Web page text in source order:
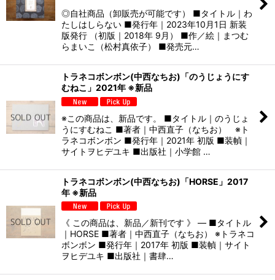
◎自社商品（卸販売が可能です） ■タイトル｜わ
たしはしらない ■発行年｜2023年10月1日 新装
版発行 （初版｜2018年 9月） ■作／絵｜まつむ
らまいこ（松村真依子） ■発売元…
トラネコボンボン(中西なちお)「のうじょうにす
むねこ」2021年 ※新品
※この商品は、新品です。 ■タイトル｜のうじょ
うにすむねこ ■著者｜中西直子（なちお） ※ト
ラネコボンボン ■発行年｜2021年 初版 ■装幀｜
サイトヲヒデユキ ■出版社｜小学館 …
トラネコボンボン(中西なちお)「HORSE」2017
年 ※新品
《 この商品は、新品／新刊です 》 — ■タイトル
｜HORSE ■著者｜中西直子（なちお） ※トラネコ
ボンボン ■発行年｜2017年 初版 ■装幀｜サイト
ヲヒデユキ ■出版社｜書肆…